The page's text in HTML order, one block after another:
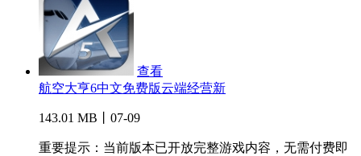
查看
航空大亨6中文免费版云端经营新
143.01 MB丨07-09
重要提示：当前版本已开放完整游戏内容，无需付费即